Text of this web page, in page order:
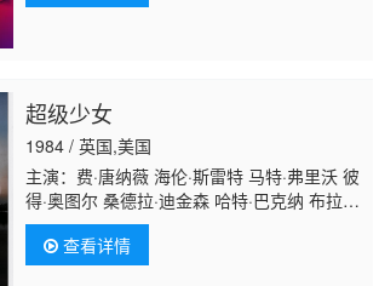
尔·保兰 乔纳森·本德 Frank Pando Jazmyn C
超级少女
1984 / 英国,美国
主演：费·唐纳薇 海伦·斯雷特 马特·弗里沃 彼
得·奥图尔 桑德拉·迪金森 哈特·巴克纳 布拉德
利·拉威尔 马克·麦克卢尔 布伦达·瓦卡罗 凯莉·
亨特 Christian·J.·Fletcher 德里克·莱昂斯 米
亚·法罗 彼得·库克 大卫·希里 西蒙·沃
查看详情